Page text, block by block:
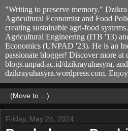
"Writing to preserve memory." Dzikra
Agricultural Economist and Food
creating sustainable agri-food
Agricultural Engineering (ITB '13)
Economics (UNPAD '23). He is an
passionate blogger! Discover more at
blogs.unpad.ac.id/dzikrayuhasyra, and
dzikrayuhasyra.wordpress.com.
Friday, May 24, 2024